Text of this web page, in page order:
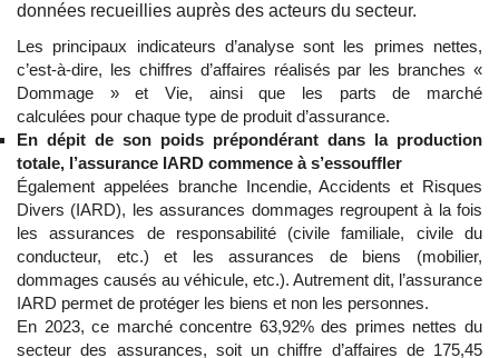
données recueillies auprès des acteurs du secteur.
Les principaux indicateurs d’analyse sont les primes nettes,
c’est-à-dire, les chiffres d’affaires réalisés par les branches «
Dommage » et Vie, ainsi que les parts de marché
calculées pour chaque type de produit d’assurance.
En dépit de son poids prépondérant dans la production
totale, l’assurance IARD commence à s’essouffler
Également appelées branche Incendie, Accidents et Risques
Divers (IARD), les assurances dommages regroupent à la fois
les assurances de responsabilité (civile familiale, civile du
conducteur, etc.) et les assurances de biens (mobilier,
dommages causés au véhicule, etc.). Autrement dit, l’assurance
IARD permet de protéger les biens et non les personnes.
En 2023, ce marché concentre 63,92% des primes nettes du
secteur des assurances, soit un chiffre d’affaires de 175,45